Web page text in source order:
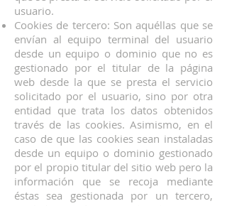
usuario.
Cookies de tercero: Son aquéllas que se
envían al equipo terminal del usuario
desde un equipo o dominio que no es
gestionado por el titular de la página
web desde la que se presta el servicio
solicitado por el usuario, sino por otra
entidad que trata los datos obtenidos
través de las cookies. Asimismo, en el
caso de que las cookies sean instaladas
desde un equipo o dominio gestionado
por el propio titular del sitio web pero la
información que se recoja mediante
éstas sea gestionada por un tercero,